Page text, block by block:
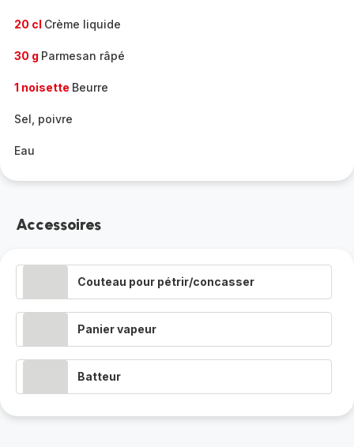
20 cl Crème liquide
30 g Parmesan râpé
1 noisette Beurre
Sel, poivre
Eau
Accessoires
Couteau pour pétrir/concasser
Panier vapeur
Batteur